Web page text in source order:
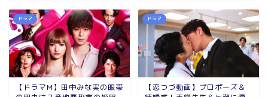
ドラマ
【ドラマM】田中みな実の眼帯
ドラマ
【恋つづ動画】プロポーズ＆